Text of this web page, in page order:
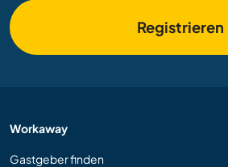
Registrieren
Workaway
Gastgeber finden